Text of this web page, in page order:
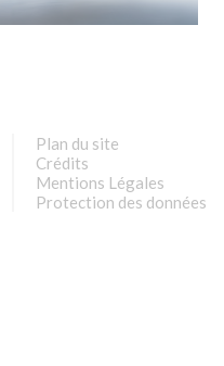
Plan du site
Crédits
Mentions Légales
Protection des données